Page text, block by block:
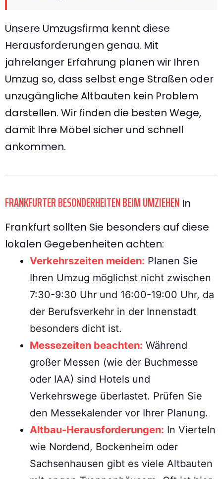
Unsere Umzugsfirma kennt diese
Herausforderungen genau. Mit
jahrelanger Erfahrung planen wir Ihren
Umzug so, dass selbst enge Straßen oder
unzugängliche Altbauten kein Problem
darstellen. Wir finden die besten Wege,
damit Ihre Möbel sicher und schnell
ankommen.
FRANKFURTER BESONDERHEITEN BEIM UMZIEHEN In
Frankfurt sollten Sie besonders auf diese
lokalen Gegebenheiten achten:
Verkehrszeiten meiden: Planen Sie
Ihren Umzug möglichst nicht zwischen
7:30-9:30 Uhr und 16:00-19:00 Uhr, da
der Berufsverkehr in der Innenstadt
besonders dicht ist.
Messezeiten beachten: Während
großer Messen (wie der Buchmesse
oder IAA) sind Hotels und
Verkehrswege überlastet. Prüfen Sie
den Messekalender vor Ihrer Planung.
Altbau-Herausforderungen: In Vierteln
wie Nordend, Bockenheim oder
Sachsenhausen gibt es viele Altbauten